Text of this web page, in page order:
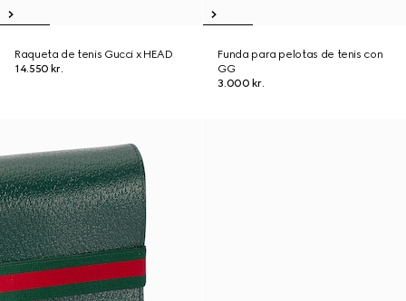
Raqueta de tenis Gucci x HEAD
14.550 kr.
Funda para pelotas de tenis con
GG
3.000 kr.